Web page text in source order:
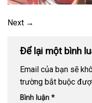
Next →
Để lại một bình
Email của bạn sẽ
trường bắt buộc
Bình luận *